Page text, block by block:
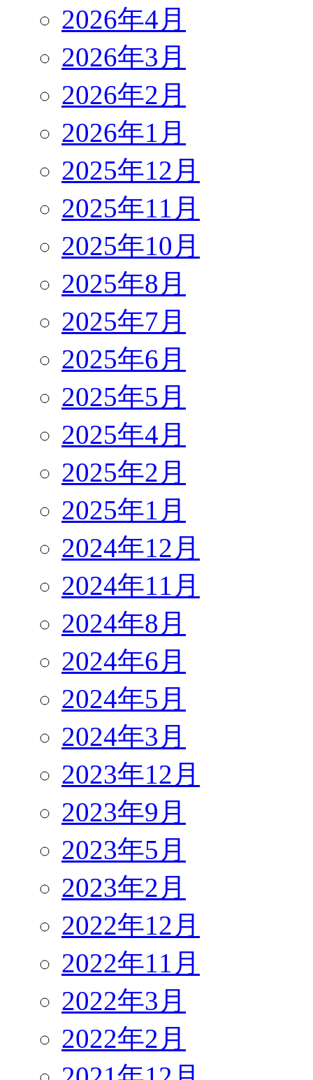
2026年4月
2026年3月
2026年2月
2026年1月
2025年12月
2025年11月
2025年10月
2025年8月
2025年7月
2025年6月
2025年5月
2025年4月
2025年2月
2025年1月
2024年12月
2024年11月
2024年8月
2024年6月
2024年5月
2024年3月
2023年12月
2023年9月
2023年5月
2023年2月
2022年12月
2022年11月
2022年3月
2022年2月